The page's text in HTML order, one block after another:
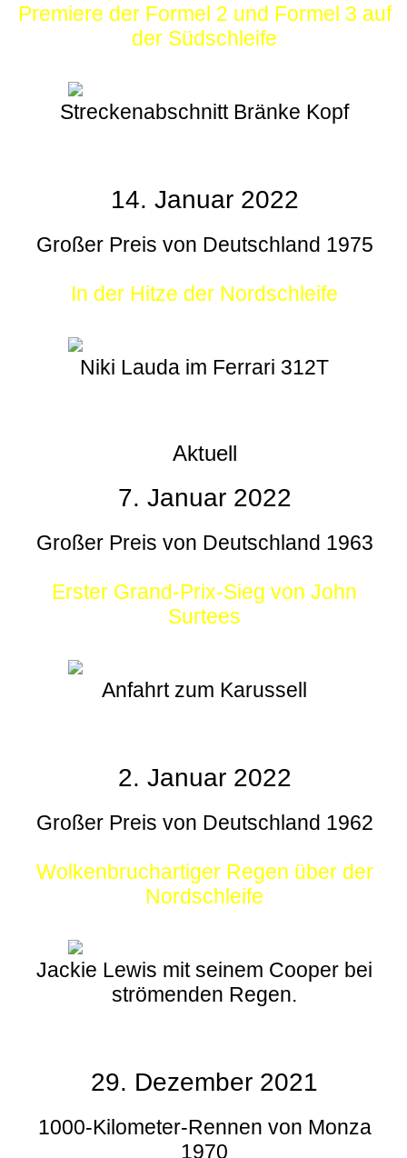
Premiere der Formel 2 und Formel 3 auf
der Südschleife
Streckenabschnitt Bränke Kopf
14. Januar 2022
Großer Preis von Deutschland 1975
In der Hitze der Nordschleife
Niki Lauda im Ferrari 312T
Aktuell
7. Januar 2022
Großer Preis von Deutschland 1963
Erster Grand-Prix-Sieg von John
Surtees
Anfahrt zum Karussell
2. Januar 2022
Großer Preis von Deutschland 1962
Wolkenbruchartiger Regen über der
Nordschleife
Jackie Lewis mit seinem Cooper bei
strömenden Regen.
29. Dezember 2021
1000-Kilometer-Rennen von Monza
1970